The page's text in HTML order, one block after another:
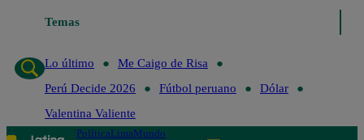
Temas
Lo último
Me Caigo de Risa
Perú Decide 2026
Fútbol peruano
Dólar
Valentina Valiente
PolíticaLimaMundo